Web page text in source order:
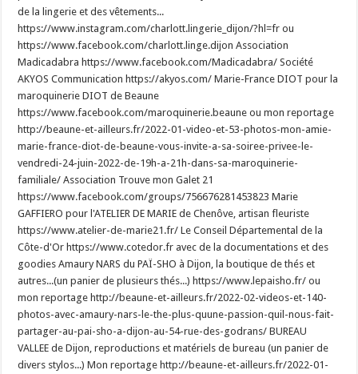
de la lingerie et des vêtements...
https://www.instagram.com/charlott.lingerie_dijon/?hl=fr ou
https://www.facebook.com/charlott.linge.dijon Association
Madicadabra https://www.facebook.com/Madicadabra/ Société
AKYOS Communication https://akyos.com/ Marie-France DIOT pour la
maroquinerie DIOT de Beaune
https://www.facebook.com/maroquinerie.beaune ou mon reportage
http://beaune-et-ailleurs.fr/2022-01-video-et-53-photos-mon-amie-
marie-france-diot-de-beaune-vous-invite-a-sa-soiree-privee-le-
vendredi-24-juin-2022-de-19h-a-21h-dans-sa-maroquinerie-
familiale/ Association Trouve mon Galet 21
https://www.facebook.com/groups/756676281453823 Marie
GAFFIERO pour l'ATELIER DE MARIE de Chenôve, artisan fleuriste
https://www.atelier-de-marie21.fr/ Le Conseil Départemental de la
Côte-d'Or https://www.cotedor.fr avec de la documentations et des
goodies Amaury NARS du PAÏ-SHO à Dijon, la boutique de thés et
autres...(un panier de plusieurs thés...) https://www.lepaisho.fr/ ou
mon reportage http://beaune-et-ailleurs.fr/2022-02-videos-et-140-
photos-avec-amaury-nars-le-the-plus-quune-passion-quil-nous-fait-
partager-au-pai-sho-a-dijon-au-54-rue-des-godrans/ BUREAU
VALLEE de Dijon, reproductions et matériels de bureau (un panier de
divers stylos...) Mon reportage http://beaune-et-ailleurs.fr/2022-01-